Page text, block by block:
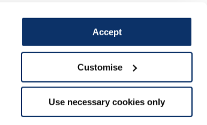
Accept
Customise
Use necessary cookies only
Cookies Twitter
Spotify